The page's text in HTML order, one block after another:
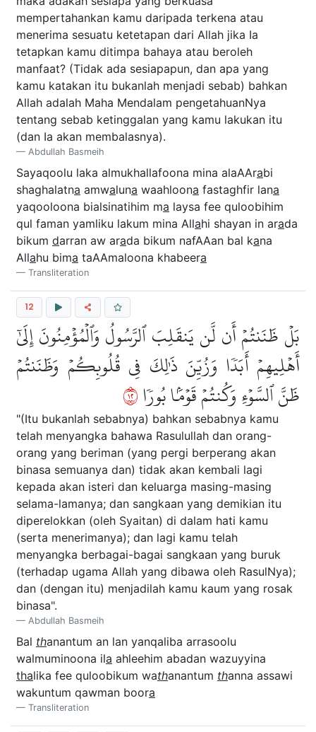
mempertahankan kamu daripada terkena atau
menerima sesuatu ketetapan dari Allah jika Ia
tetapkan kamu ditimpa bahaya atau beroleh
manfaat? (Tidak ada sesiapapun, dan apa yang
kamu katakan itu bukanlah menjadi sebab) bahkan
Allah adalah Maha Mendalam pengetahuanNya
tentang sebab ketinggalan yang kamu lakukan itu
(dan Ia akan membalasnya).
Abdullah Basmeih
Sayaqoolu laka almukhallafoona mina alaAArabi
shaghalatna amwaluna waahloona fastaghfir lana
yaqooloona bialsinatihim ma laysa fee quloobihim
qul faman yamliku lakum mina Allahi shayan in arada
bikum darran aw arada bikum nafAAan bal kana
Allahu bima taAAmaloona khabeera
Transliteration
12
بَلۡ ظَنَنتُمۡ أَن لَّن يَنقَلِبَ ٱلرَّسُولُ وَٱلۡمُؤۡمِنُونَ إِلَىٰٓ
أَهۡلِيهِمۡ أَبَدٗا وَزُيِّنَ ذَٰلِكَ فِي قُلُوبِكُمۡ وَظَنَنتُمۡ
ظَنَّ ٱلسَّوۡءِ وَكُنتُمۡ قَوۡمَۢا بُورٗا٢١
"(Itu bukanlah sebabnya) bahkan sebabnya kamu
telah menyangka bahawa Rasulullah dan orang-
orang yang beriman (yang pergi berperang akan
binasa semuanya dan) tidak akan kembali lagi
kepada akan isteri dan keluarga masing-masing
selama-lamanya; dan sangkaan yang demikian itu
diperelokkan (oleh Syaitan) di dalam hati kamu
(serta menerimanya); dan lagi kamu telah
menyangka berbagai-bagai sangkaan yang buruk
(terhadap ugama Allah yang dibawa oleh RasulNya);
dan (dengan itu) menjadilah kamu kaum yang rosak
binasa".
Abdullah Basmeih
Bal thanantum an lan yanqaliba arrasoolu
walmuminoona ila ahleehim abadan wazuyyina
thalika fee quloobikum wathanantum thanna assawi
wakuntum qawman boora
Transliteration